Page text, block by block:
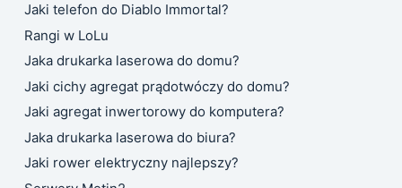
Jaki telefon do Diablo Immortal?
Rangi w LoLu
Jaka drukarka laserowa do domu?
Jaki cichy agregat prądotwóczy do domu?
Jaki agregat inwertorowy do komputera?
Jaka drukarka laserowa do biura?
Jaki rower elektryczny najlepszy?